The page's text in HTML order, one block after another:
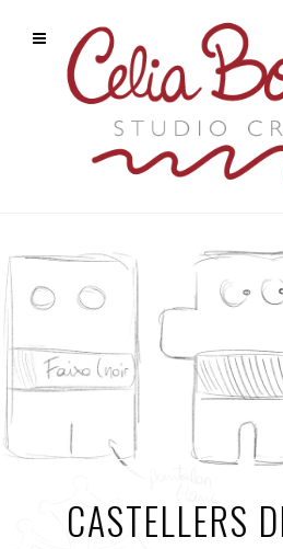
CASTELLERS